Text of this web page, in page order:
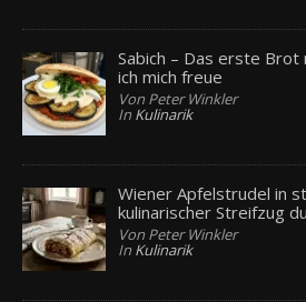
Sabich – Das erste Brot
ich mich freue
Von Peter Winkler
In Kulinarik
Wiener Apfelstrudel in
kulinarischer Streifzug
Von Peter Winkler
In Kulinarik